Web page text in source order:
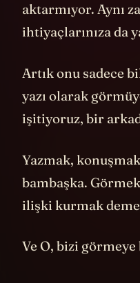
aktarmıyor. Aynı
ihtiyaçlarınıza da
Artık onu sadece
yazı olarak
işitiyoruz, bir
Yazmak,
bambaşka.
ilişki kurmak
Ve O, bizi görmeye